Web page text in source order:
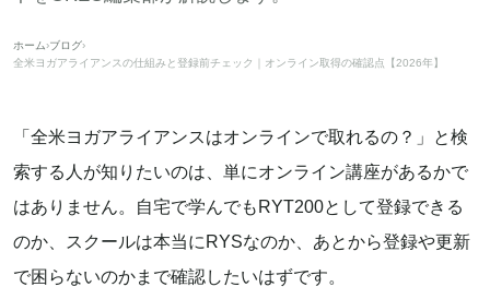
ホーム›ブログ›
全米ヨガアライアンスの仕組みと登録前チェック｜オンライン取得の確認点【2026年】
「全米ヨガアライアンスはオンラインで取れるの？」と検
索する人が知りたいのは、単にオンライン講座があるかで
はありません。自宅で学んでもRYT200として登録できる
のか、スクールは本当にRYSなのか、あとから登録や更新
で困らないのかまで確認したいはずです。